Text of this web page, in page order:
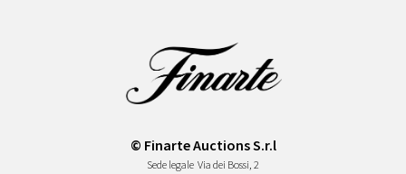
© Finarte Auctions S.r.l
Sede legale Via dei Bossi, 2